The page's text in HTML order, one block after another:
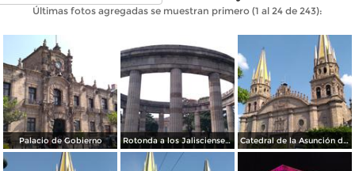
Últimas fotos agregadas se muestran primero (1 al 24 de 243):
Palacio de Gobierno Rotonda a los Jaliscienses Ilustres Catedral de la Asunción de María Santísima